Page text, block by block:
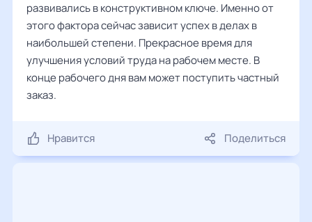
развивались в конструктивном ключе. Именно от
этого фактора сейчас зависит успех в делах в
наибольшей степени. Прекрасное время для
улучшения условий труда на рабочем месте. В
конце рабочего дня вам может поступить частный
заказ.
Нравится Поделиться